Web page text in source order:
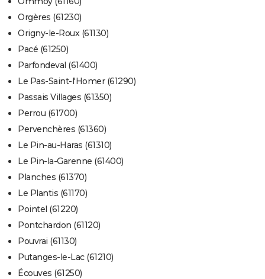
Orgères (61230)
Origny-le-Roux (61130)
Pacé (61250)
Parfondeval (61400)
Le Pas-Saint-l'Homer (61290)
Passais Villages (61350)
Perrou (61700)
Pervenchères (61360)
Le Pin-au-Haras (61310)
Le Pin-la-Garenne (61400)
Planches (61370)
Le Plantis (61170)
Pointel (61220)
Pontchardon (61120)
Pouvrai (61130)
Putanges-le-Lac (61210)
Écouves (61250)